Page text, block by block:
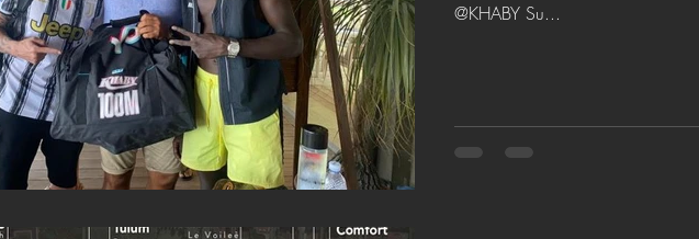
@KHABY Su...